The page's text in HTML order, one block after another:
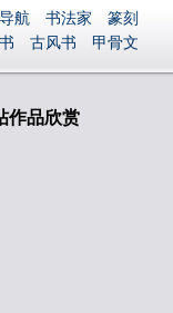
航 书法家
篆刻
古风书
甲骨文
之家 字源
作品欣赏